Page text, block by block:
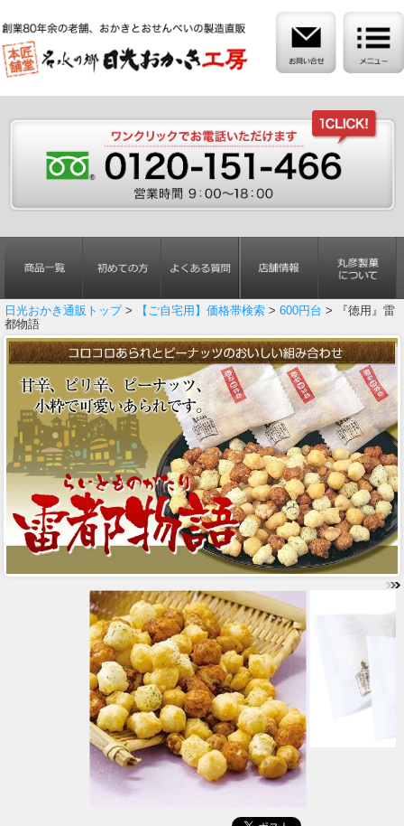
日光おかき通販トップ> 【ご自宅用】価格帯検索 > 600円台 > 『徳用』雷
都物語